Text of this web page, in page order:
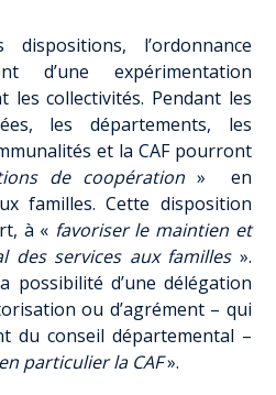
l’ordonnance
d’une expérimentation
les collectivités. Pendant les
les départements, les
et la CAF pourront
de coopération » en
familles. Cette disposition
à « favoriser le maintien et
des services aux familles ».
possibilité d’une délégation
ou d’agrément – qui
du conseil départemental –
en particulier la CAF».